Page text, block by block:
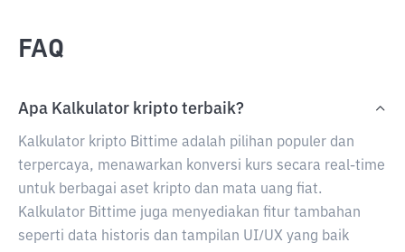
FAQ
Apa Kalkulator kripto terbaik?
Kalkulator kripto Bittime adalah pilihan populer dan
terpercaya, menawarkan konversi kurs secara real-time
untuk berbagai aset kripto dan mata uang fiat.
Kalkulator Bittime juga menyediakan fitur tambahan
seperti data historis dan tampilan UI/UX yang baik